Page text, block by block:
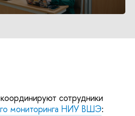
сотрудники
мониторинга НИУ ВШЭ: